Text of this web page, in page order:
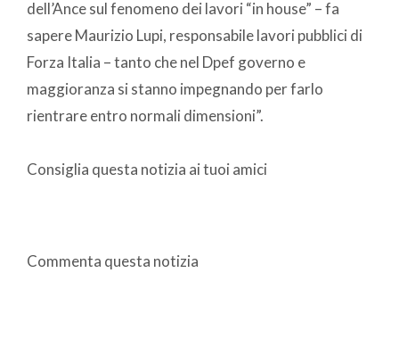
dell’Ance sul fenomeno dei lavori “in house” – fa
sapere Maurizio Lupi, responsabile lavori pubblici di
Forza Italia – tanto che nel Dpef governo e
maggioranza si stanno impegnando per farlo
rientrare entro normali dimensioni”.
Consiglia questa notizia ai tuoi amici
Commenta questa notizia